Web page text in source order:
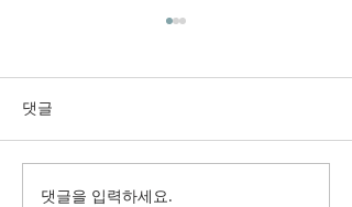
댓글
댓글을 입력하세요.